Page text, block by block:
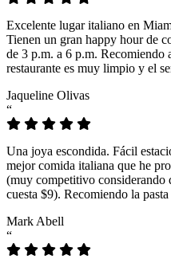
Excelente lugar italiano en
Tienen un gran happy hour de
de 3 p.m. a 6 p.m. Recomiendo
restaurante es muy limpio y el
Jaqueline Olivas
“
Una joya escondida. Fácil
mejor comida italiana que he
(muy competitivo
cuesta $9). Recomiendo la
Mark Abell
“